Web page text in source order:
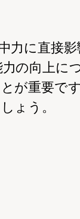
力に直接
の向上に
が重要で
ょう。